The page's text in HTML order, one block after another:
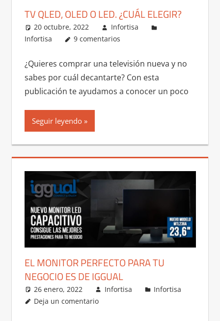
TV QLED, OLED O LED. ¿CUÁL ELEGIR?
20 octubre, 2022
Infortisa
Infortisa
9 comentarios
¿Quieres comprar una televisión nueva y no
sabes por cuál decantarte? Con esta
publicación te ayudamos a conocer un poco
Seguir leyendo
EL MONITOR PERFECTO PARA TU
NEGOCIO ES DE IGGUAL
26 enero, 2022 Infortisa
Infortisa
Deja un comentario